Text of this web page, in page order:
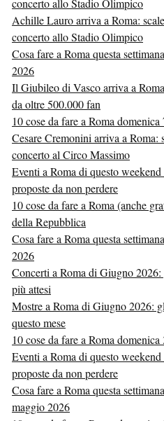
concerto allo Stadio Olimpico
Achille Lauro arriva a Roma:
concerto allo Stadio Olimpico
Cosa fare a Roma questa
2026
Il Giubileo di Vasco arriva a
da oltre 500.000 fan
10 cose da fare a Roma
Cesare Cremonini arriva a Roma:
concerto al Circo Massimo
Eventi a Roma di questo
proposte da non perdere
10 cose da fare a Roma (anche
della Repubblica
Cosa fare a Roma questa
2026
Concerti a Roma di Giugno
più attesi
Mostre a Roma di Giugno 2026:
questo mese
10 cose da fare a Roma
Eventi a Roma di questo
proposte da non perdere
Cosa fare a Roma questa
maggio 2026